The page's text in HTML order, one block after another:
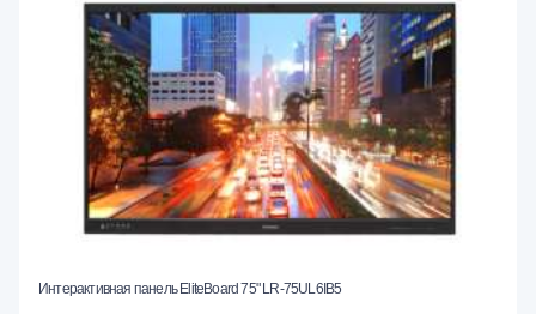
Интерактивная панель EliteBoard 75" LR-75UL6IB5